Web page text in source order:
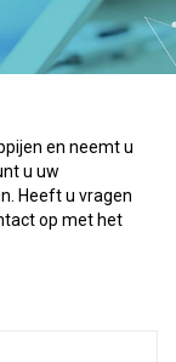
en neemt u
u uw
Heeft u vragen
op met het